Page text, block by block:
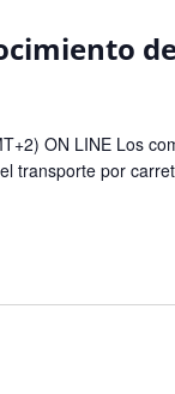
ON LINE Los
transporte por